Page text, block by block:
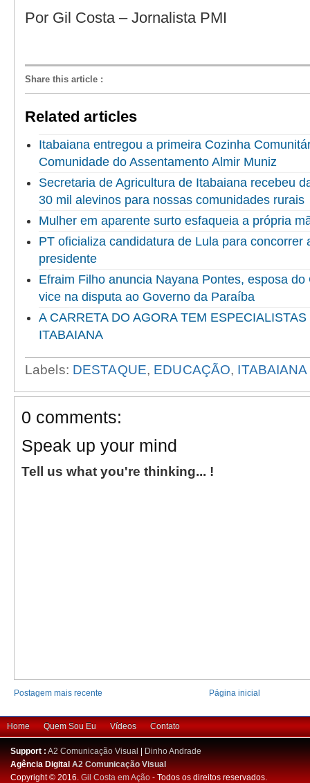
Por Gil Costa – Jornalista PMI
Share this article :
Related articles
Itabaiana entregou a primeira Cozinha
Comunidade do Assentamento Almir Muniz
Secretaria de Agricultura de Itabaiana recebeu
30 mil alevinos para nossas comunidades rurais
Mulher em aparente surto esfaqueia a própria
PT oficializa candidatura de Lula para concorrer
presidente
Efraim Filho anuncia Nayana Pontes, esposa
vice na disputa ao Governo da Paraíba
A CARRETA DO AGORA TEM
ITABAIANA
Labels: DESTAQUE, EDUCAÇÃO, ITABAIANA
0 comments:
Speak up your mind
Tell us what you're thinking... !
Postagem mais recente Página inicial
Home Quem Sou Eu Vídeos Contato
Support : A2 Comunicação Visual
Dinho Andrade
Agência DigitalA2 Comunicação Visual
Copyright © 2016. Gil Costa em Ação - Todos os direitos reservados.